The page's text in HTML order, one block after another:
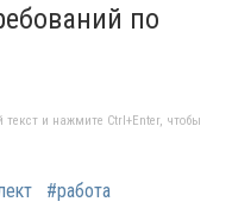
по
и нажмите Ctrl+Enter, чтобы
#работа